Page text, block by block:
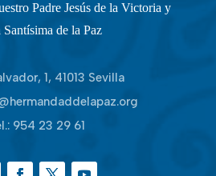
Padre Jesús de la Victoria y
de la Paz
1, 41013 Sevilla
954 23 29 61